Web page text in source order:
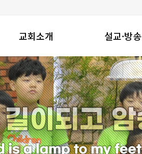
교회소개
창동진실교회는
교회연혁
예배안내
섬기는 이들
찾아오시는길
설교·방송
주일설교
수요밤예배
금요밤기도회
온라인성경공부
특별영상